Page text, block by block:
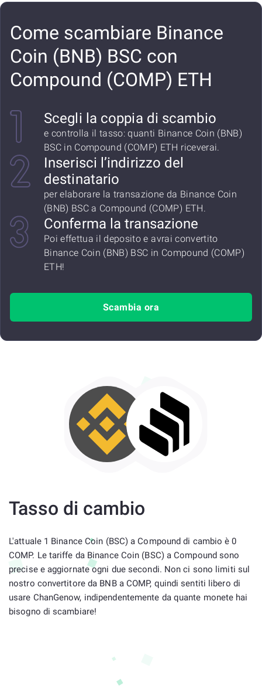
Come scambiare Binance
Coin (BNB) BSC con
Compound (COMP) ETH
Scegli la coppia di scambio
e controlla il tasso: quanti Binance Coin (BNB)
BSC in Compound (COMP) ETH riceverai.
Inserisci l’indirizzo del
destinatario
per elaborare la transazione da Binance Coin
(BNB) BSC a Compound (COMP) ETH.
Conferma la transazione
Poi effettua il deposito e avrai convertito
Binance Coin (BNB) BSC in Compound (COMP)
ETH!
Scambia ora
Tasso di cambio
L'attuale 1 Binance Coin (BSC) a Compound di cambio è 0
COMP. Le tariffe da Binance Coin (BSC) a Compound sono
precise e aggiornate ogni due secondi. Non ci sono limiti sul
nostro convertitore da BNB a COMP, quindi sentiti libero di
usare ChanGenow, indipendentemente da quante monete hai
bisogno di scambiare!